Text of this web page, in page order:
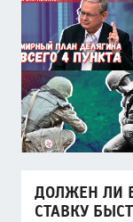
ДОЛЖЕН ЛИ
СТАВКУ